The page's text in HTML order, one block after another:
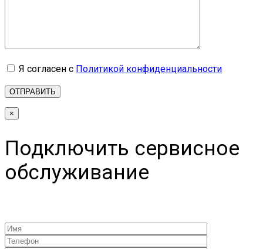
Я согласен с Политикой конфиденциальности
×
Подключить сервисное
обслуживание